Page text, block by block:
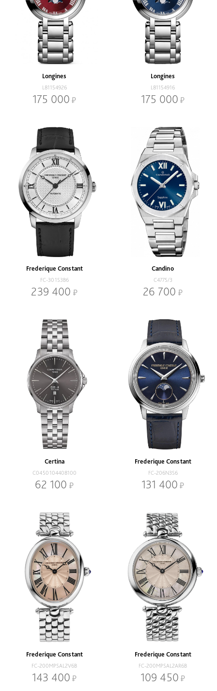
Longines
L81154926
175 000
Longines
L81154916
175 000
Frederique Constant
FC-301S3B6
239 400
Candino
C4775/3
26 700
Certina
C0450104408100
62 100
Frederique Constant
FC-206N3S6
131 400
Frederique Constant
FC-200MPSAL2V6B
143 400
Frederique Constant
FC-200MPSAL2AR6B
109 450